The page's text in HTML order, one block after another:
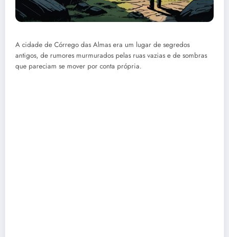
A cidade de Córrego das Almas era um lugar de segredos
antigos, de rumores murmurados pelas ruas vazias e de sombras
que pareciam se mover por conta própria.